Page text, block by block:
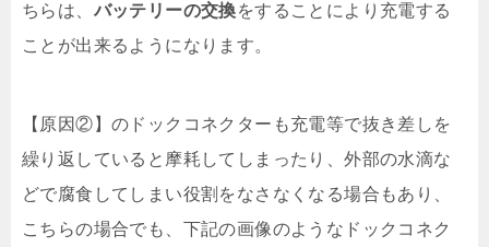
ちらは、 バッテリーの交換をすることにより充電する
ことが出来るようになります。
【原因②】のドックコネクターも充電等で抜き差しを
繰り返していると摩耗してしまったり、外部の水滴な
どで腐食してしまい役割をなさなくなる場合もあり、
こちらの場合でも、下記の画像のようなドックコネク